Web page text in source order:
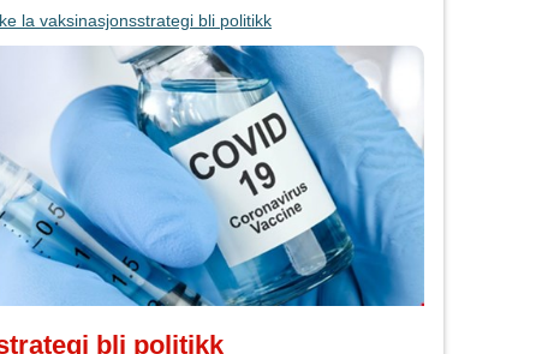
la vaksinasjonsstrategi bli politikk
bli politikk